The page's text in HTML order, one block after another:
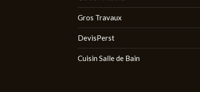
Gros Travaux
DevisPerst
Cuisin Salle de Bain